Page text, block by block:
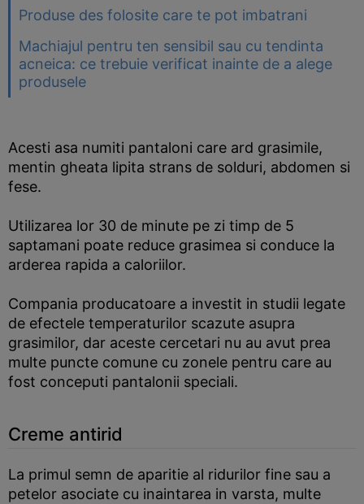
Produse des folosite care te pot imbatrani
Machiajul pentru ten sensibil sau cu tendinta
acneica: ce trebuie verificat inainte de a alege
produsele
Acesti asa numiti pantaloni care ard grasimile,
mentin gheata lipita strans de solduri, abdomen si
fese.
Utilizarea lor 30 de minute pe zi timp de 5
saptamani poate reduce grasimea si conduce la
arderea rapida a caloriilor.
Compania producatoare a investit in studii legate
de efectele temperaturilor scazute asupra
grasimilor, dar aceste cercetari nu au avut prea
multe puncte comune cu zonele pentru care au
fost conceputi pantalonii speciali.
Creme antirid
La primul semn de aparitie al ridurilor fine sau a
petelor asociate cu inaintarea in varsta, multe